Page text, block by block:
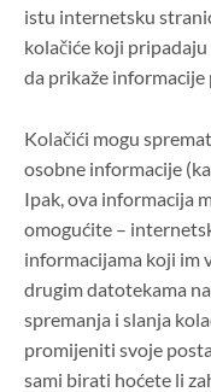
istu internetsku
kolačiće koji
da prikaže
Kolačići mogu
osobne informacije
Ipak, ova informacija
omogućite –
informacijama koji im
drugim datotekama
spremanja i slanja
promijeniti svoje
sami birati hoćete li